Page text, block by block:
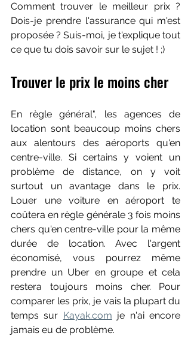
Comment trouver le meilleur prix ?
Dois-je prendre l'assurance qui m'est
proposée ? Suis-moi, je t'explique tout
ce que tu dois savoir sur le sujet ! ;)
Trouver le prix le moins cher
En règle général", les agences de
location sont beaucoup moins chers
aux alentours des aéroports qu'en
centre-ville. Si certains y voient un
problème de distance, on y voit
surtout un avantage dans le prix.
Louer une voiture en aéroport te
coûtera en règle générale 3 fois moins
chers qu'en centre-ville pour la même
durée de location. Avec l'argent
économisé, vous pourrez même
prendre un Uber en groupe et cela
restera toujours moins cher. Pour
comparer les prix, je vais la plupart du
temps sur Kayak.com je n'ai encore
jamais eu de problème.